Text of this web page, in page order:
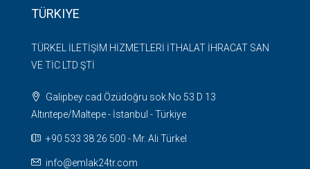
TÜRKIYE
TÜRKEL İLETİŞİM HİZMETLERİ İTHALAT İHRACAT SAN
VE TİC LTD ŞTİ
Galipbey cad.Özüdoğru sok.No 53 D 13
Altıntepe/Maltepe - İstanbul - Türkiye
+90 533 38 26 500 - Mr. Ali Türkel
info@emlak24tr.com